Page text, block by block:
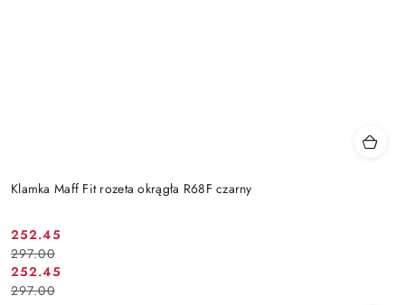
Klamka Maff Fit rozeta okrągła R68F czarny
Cena
promocyjna:
252.45
Cena
przed
promocją:
297.00
Cena
promocyjna:
252.45
Cena
przed
297.00